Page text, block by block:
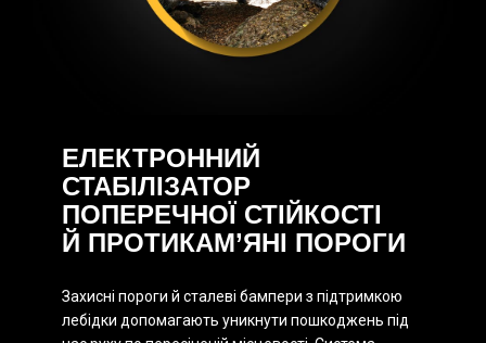
ЕЛЕКТРОННИЙ
СТАБІЛІЗАТОР
ПОПЕРЕЧНОЇ СТІЙКОСТІ
Й ПРОТИКАМ’ЯНІ ПОРОГИ
Захисні пороги й сталеві бампери з підтримкою
лебідки допомагають уникнути пошкоджень під